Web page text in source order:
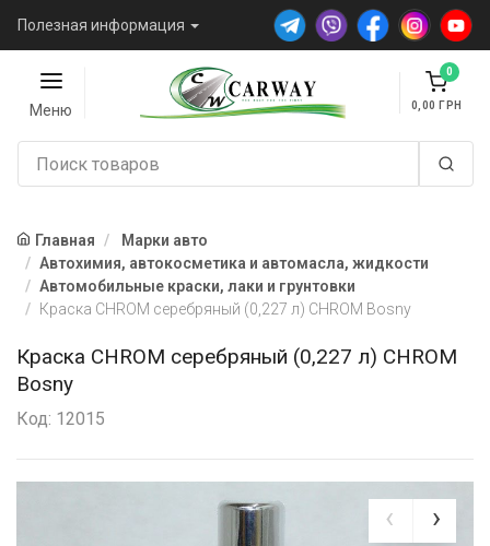
Полезная информация
Меню
0
0,00
Главная
Марки авто
Автохимия, автокосметика и автомасла, жидкости
Автомобильные краски, лаки и грунтовки
Краска CHROM серебряный (0,227 л) CHROM Bosny
Краска CHROM серебряный (0,227 л) CHROM
Bosny
Код: 12015